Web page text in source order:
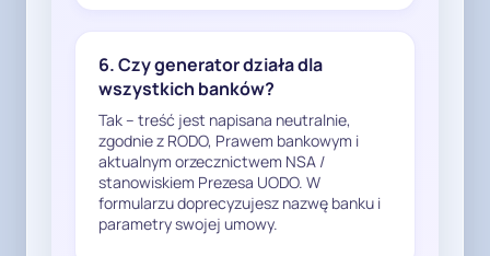
proszę jednocześnie o wskazanie
wszystkich aktualnych podstaw
prawnych, na które powołują się
Państwo przy przetwarzaniu
moich danych dotyczących
powyższego zobowiązania
(zarówno w systemach banku, jak i
6. Czy generator działa dla
wszystkich banków?
Tak – treść jest napisana neutralnie,
zgodnie z RODO, Prawem bankowym i
aktualnym orzecznictwem NSA /
stanowiskiem Prezesa UODO. W
formularzu doprecyzujesz nazwę banku i
parametry swojej umowy.